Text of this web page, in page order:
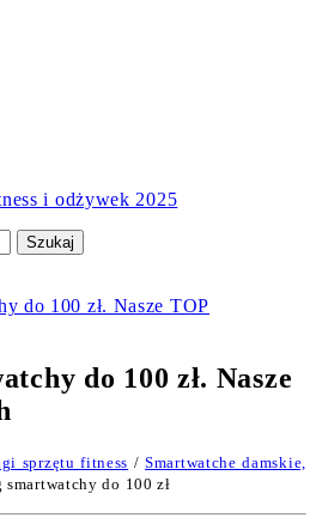
i odżywek 2025
do 100 zł. Nasze TOP
do 100 zł. Nasze
sprzętu fitness /Smartwatche damskie,
do 100 zł